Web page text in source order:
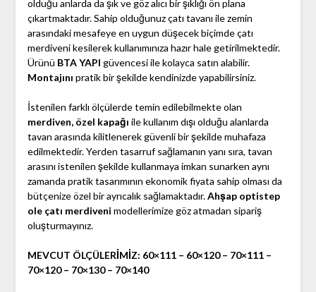
olduğu anlarda da şık ve göz alıcı bir şıklığı ön plana
çıkartmaktadır. Sahip olduğunuz çatı tavanı ile zemin
arasındaki mesafeye en uygun düşecek biçimde çatı
merdiveni kesilerek kullanımınıza hazır hale getirilmektedir.
Ürünü BTA YAPI güvencesi ile kolayca satın alabilir.
Montajını pratik bir şekilde kendinizde yapabilirsiniz.
İstenilen farklı ölçülerde temin edilebilmekte olan
merdiven, özel kapağı ile kullanım dışı olduğu alanlarda
tavan arasında kilitlenerek güvenli bir şekilde muhafaza
edilmektedir. Yerden tasarruf sağlamanın yanı sıra, tavan
arasını istenilen şekilde kullanmaya imkan sunarken aynı
zamanda pratik tasarımının ekonomik fiyata sahip olması da
bütçenize özel bir ayrıcalık sağlamaktadır.Ahşap optistep
ole çatı merdiveni modellerimize göz atmadan sipariş
oluşturmayınız.
MEVCUT ÖLÇÜLERİMİZ: 60×111 – 60×120 – 70×111 –
70×120 – 70×130 – 70×140